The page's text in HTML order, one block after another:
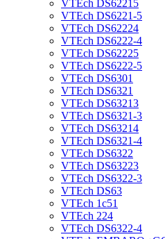
VTEch DS62215
VTEch DS6221-5
VTEch DS62224
VTEch DS6222-4
VTEch DS62225
VTEch DS6222-5
VTEch DS6301
VTEch DS6321
VTEch DS63213
VTEch DS6321-3
VTEch DS63214
VTEch DS6321-4
VTEch DS6322
VTEch DS63223
VTEch DS6322-3
VTEch DS63
VTEch 1c51
VTEch 224
VTEch DS6322-4